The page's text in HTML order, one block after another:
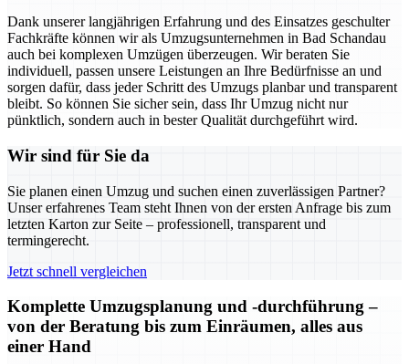
Dank unserer langjährigen Erfahrung und des Einsatzes geschulter
Fachkräfte können wir als Umzugsunternehmen in Bad Schandau
auch bei komplexen Umzügen überzeugen. Wir beraten Sie
individuell, passen unsere Leistungen an Ihre Bedürfnisse an und
sorgen dafür, dass jeder Schritt des Umzugs planbar und transparent
bleibt. So können Sie sicher sein, dass Ihr Umzug nicht nur
pünktlich, sondern auch in bester Qualität durchgeführt wird.
Wir sind für Sie da
Sie planen einen Umzug und suchen einen zuverlässigen Partner?
Unser erfahrenes Team steht Ihnen von der ersten Anfrage bis zum
letzten Karton zur Seite – professionell, transparent und
termingerecht.
Jetzt schnell vergleichen
Komplette Umzugsplanung und -durchführung –
von der Beratung bis zum Einräumen, alles aus
einer Hand